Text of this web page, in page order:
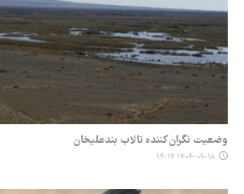
وضعیت نگران‌کننده تالاب بندعلیخان
۱۴۰۴-۰۹-۱۸ ۱۴:۱۷